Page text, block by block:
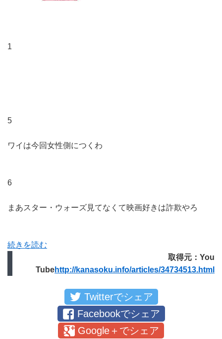
1
5
ワイは今回女性側につくわ
6
まあスター・ウォーズ見てなくて映画好きは詐欺やろ
続きを読む
取得元：You
Tubehttp://kanasoku.info/articles/34734513.html
Twitterでシェア
Facebookでシェア
Google＋でシェア